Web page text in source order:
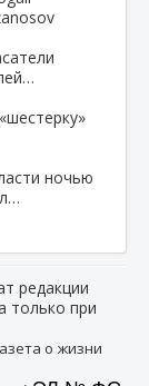
ночью
редакции
только при
о жизни